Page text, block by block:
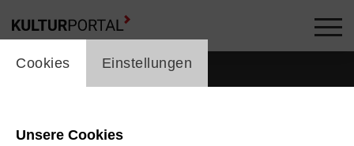
cookie_layer
Cookies Einstellungen
Unsere Cookies